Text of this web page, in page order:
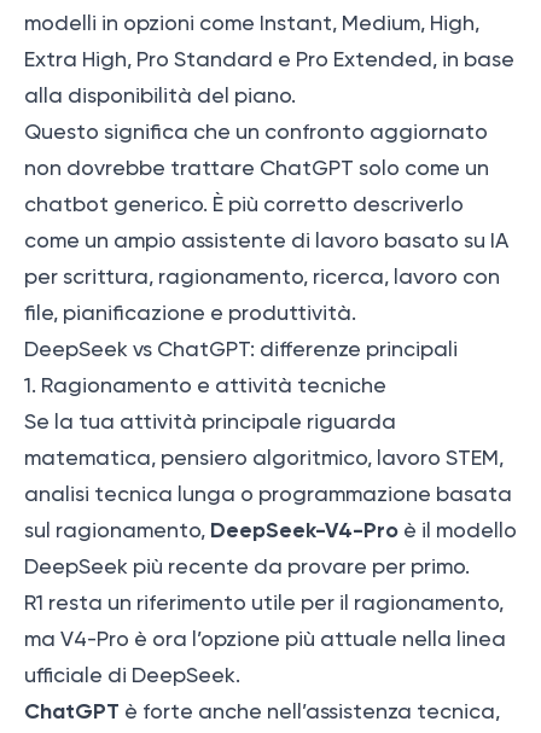
modelli in opzioni come Instant, Medium, High,
Extra High, Pro Standard e Pro Extended, in base
alla disponibilità del piano.
Questo significa che un confronto aggiornato
non dovrebbe trattare ChatGPT solo come un
chatbot generico. È più corretto descriverlo
come un ampio assistente di lavoro basato su IA
per scrittura, ragionamento, ricerca, lavoro con
file, pianificazione e produttività.
DeepSeek vs ChatGPT: differenze principali
1. Ragionamento e attività tecniche
Se la tua attività principale riguarda
matematica, pensiero algoritmico, lavoro STEM,
analisi tecnica lunga o programmazione basata
sul ragionamento, DeepSeek-V4-Pro è il modello
DeepSeek più recente da provare per primo.
R1 resta un riferimento utile per il ragionamento,
ma V4-Pro è ora l’opzione più attuale nella linea
ufficiale di DeepSeek.
ChatGPT è forte anche nell’assistenza tecnica,